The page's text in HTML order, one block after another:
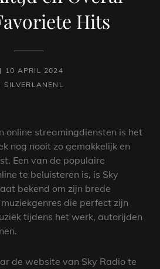
Hits
10 APRIL 2024
SILVERLANENL
online streamingdiensten is het
nog nooit zo gemakkelijk en
Een van de populaire
te beluisteren is, is Sky
bekend om zijn brede
die perfect zijn
tijdens het werk, autorijden
de website van Sky Radio te